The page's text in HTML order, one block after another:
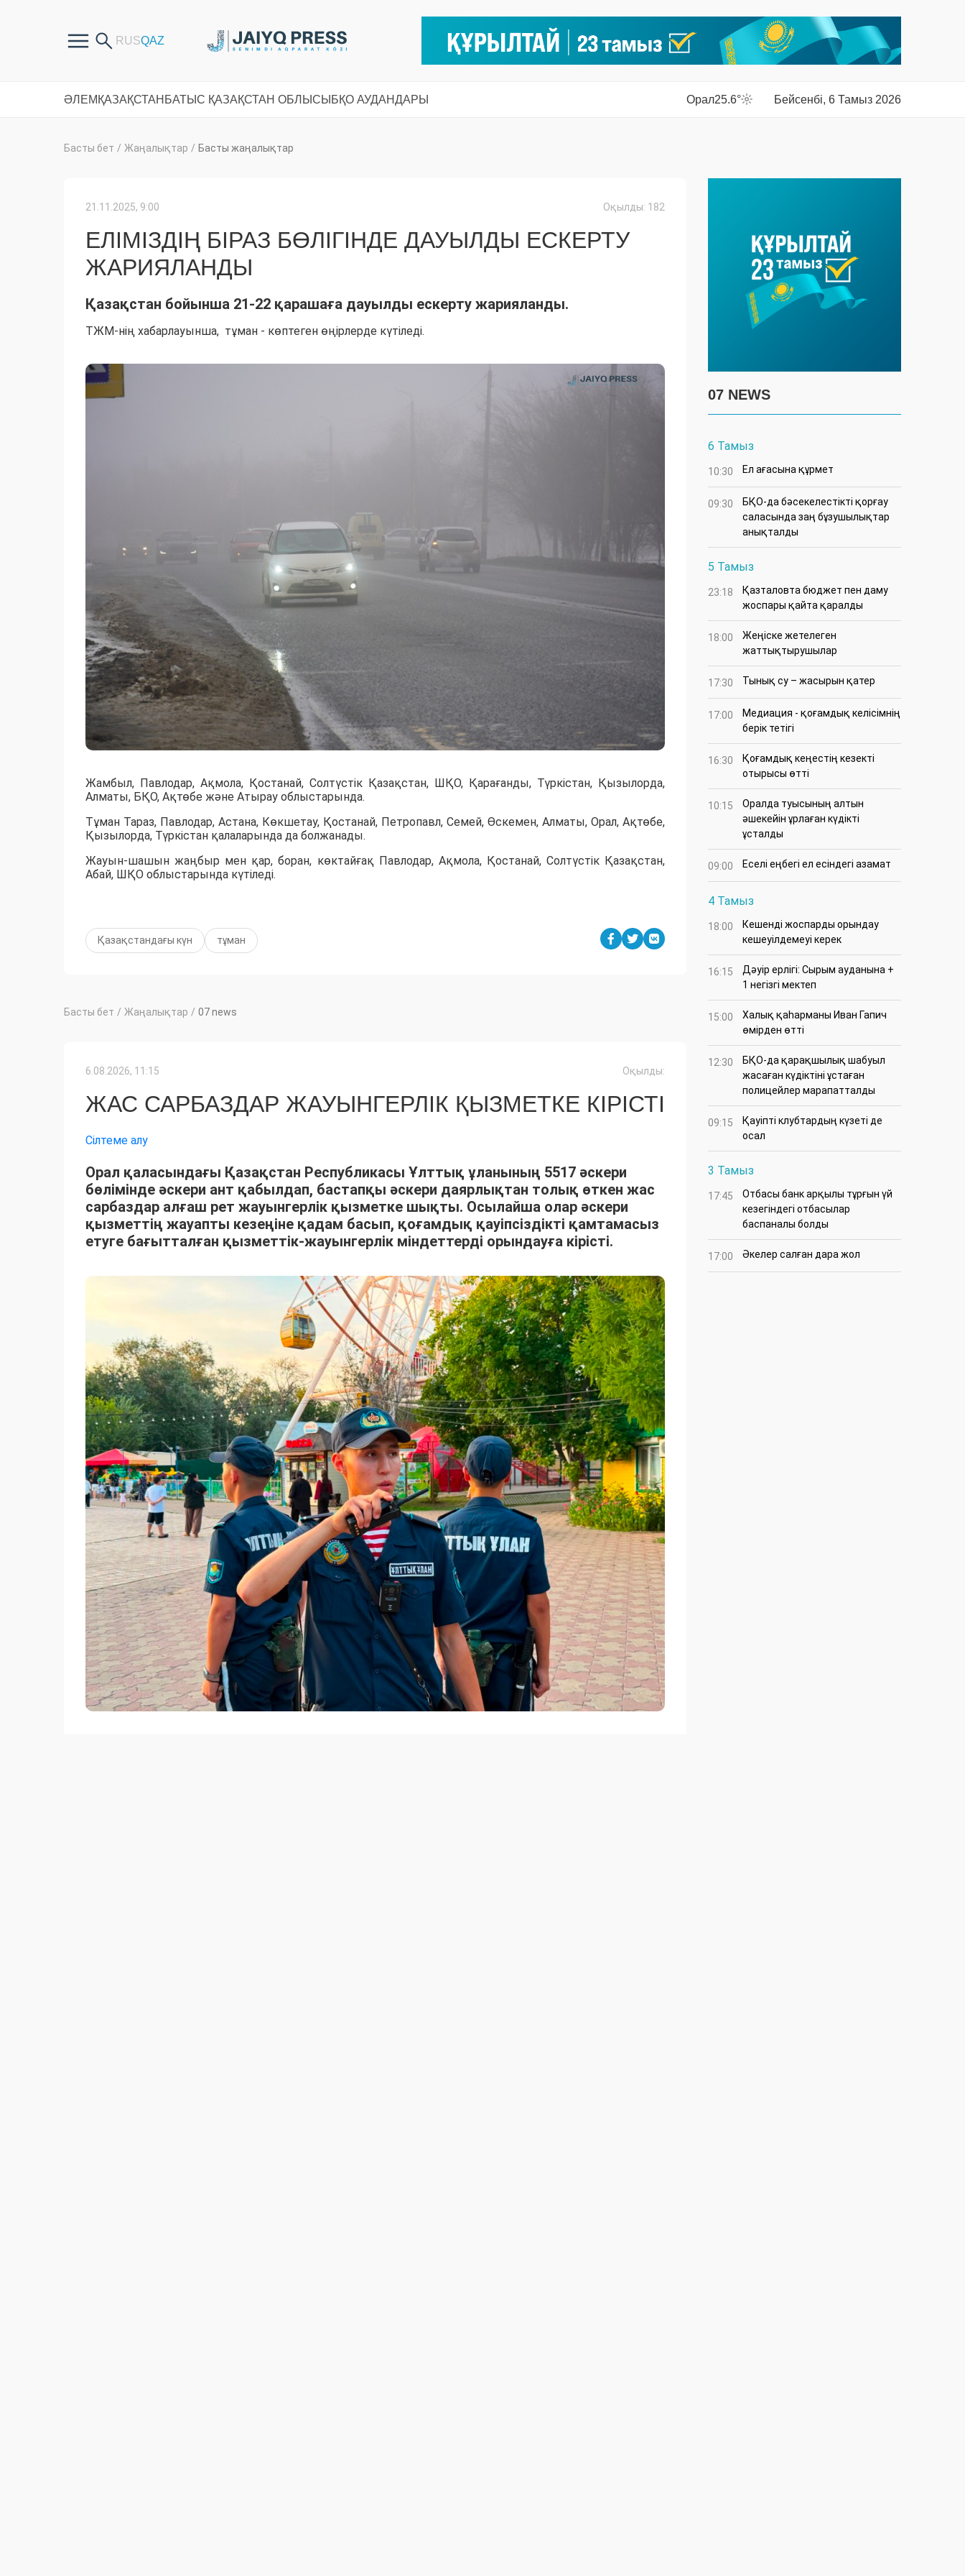
ӘЛЕМ ҚАЗАҚСТАН БАТЫС ҚАЗАҚСТАН ОБЛЫСЫ БҚО АУДАНДАРЫ Орал25.6° Бейсенбі, 6 Тамыз 2026
Басты бет / Жаңалықтар / Басты жаңалықтар
21.11.2025, 9:00 Оқылды: 182
ЕЛІМІЗДІҢ БІРАЗ БӨЛІГІНДЕ ДАУЫЛДЫ ЕСКЕРТУ
ЖАРИЯЛАНДЫ
Қазақстан бойынша 21-22 қарашаға дауылды ескерту жарияланды.
ТЖМ-нің хабарлауынша, тұман - көптеген өңірлерде күтіледі.
Жамбыл, Павлодар, Ақмола, Қостанай, Солтүстік Қазақстан, ШҚО, Қарағанды, Түркістан, Қызылорда,
Алматы, БҚО, Ақтөбе және Атырау облыстарында.
Тұман Тараз, Павлодар, Астана, Көкшетау, Қостанай, Петропавл, Семей, Өскемен, Алматы, Орал, Ақтөбе,
Қызылорда, Түркістан қалаларында да болжанады.
Жауын-шашын жаңбыр мен қар, боран, көктайғақ Павлодар, Ақмола, Қостанай, Солтүстік Қазақстан,
Абай, ШҚО облыстарында күтіледі.
Қазақстандағы күн тұман
Басты бет / Жаңалықтар / 07 news
6.08.2026, 11:15 Оқылды:
ЖАС САРБАЗДАР ЖАУЫНГЕРЛІК ҚЫЗМЕТКЕ КІРІСТІ
Сілтеме алу
Орал қаласындағы Қазақстан Республикасы Ұлттық ұланының 5517 әскери
бөлімінде әскери ант қабылдап, бастапқы әскери даярлықтан толық өткен жас
сарбаздар алғаш рет жауынгерлік қызметке шықты. Осылайша олар әскери
қызметтің жауапты кезеңіне қадам басып, қоғамдық қауіпсіздікті қамтамасыз
етуге бағытталған қызметтік-жауынгерлік міндеттерді орындауға кірісті.
07 NEWS
6 Тамыз
10:30 Ел ағасына құрмет
09:30
БҚО-да бәсекелестікті қорғау
саласында заң бұзушылықтар
анықталды
5 Тамыз
23:18
Қазталовта бюджет пен даму
жоспары қайта қаралды
18:00
Жеңіске жетелеген
жаттықтырушылар
17:30 Тынық су – жасырын қатер
17:00
Медиация - қоғамдық келісімнің
берік тетігі
16:30
Қоғамдық кеңестің кезекті
отырысы өтті
10:15
Оралда туысының алтын
әшекейін ұрлаған күдікті
ұсталды
09:00 Еселі еңбегі ел есіндегі азамат
4 Тамыз
18:00
Кешенді жоспарды орындау
кешеуілдемеуі керек
16:15
Дәуір ерлігі: Сырым ауданына +
1 негізгі мектеп
15:00
Халық қаһарманы Иван Гапич
өмірден өтті
12:30
БҚО-да қарақшылық шабуыл
жасаған күдіктіні ұстаған
полицейлер марапатталды
09:15
Қауіпті клубтардың күзеті де
осал
3 Тамыз
17:45
Отбасы банк арқылы тұрғын үй
кезегіндегі отбасылар
баспаналы болды
17:00 Әкелер салған дара жол